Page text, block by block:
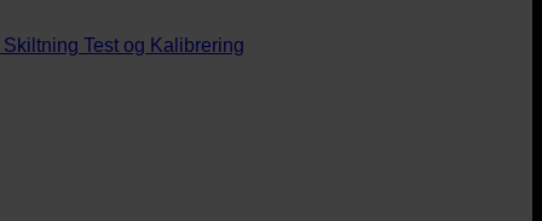
Skiltning Test og Kalibrering